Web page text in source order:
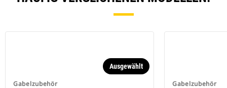
Gabelzubehör
Ausgewählt
Gabelzubehör